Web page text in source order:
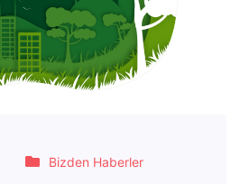
Bizden Haberler